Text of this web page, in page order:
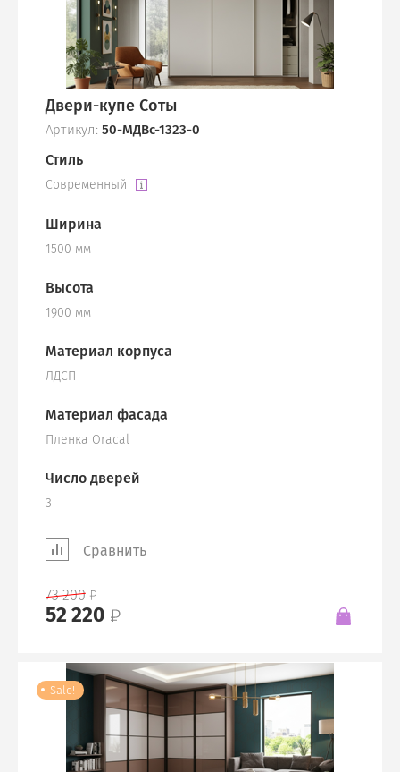
Двери-купе Соты
Артикул: 50-МДВс-1323-0
Стиль
Современный
Ширина
1500 мм
Высота
1900 мм
Материал корпуса
ЛДСП
Материал фасада
Пленка Oracal
Число дверей
3
Сравнить
73 200
52 220
Sale!